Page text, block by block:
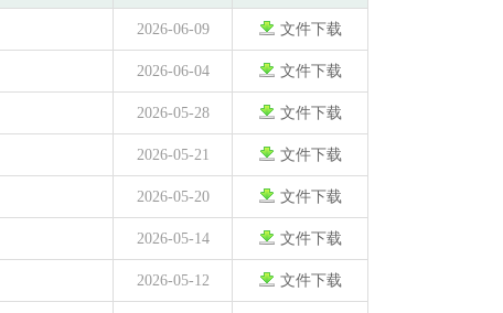
2026-06-09 文件下载
2026-06-04 文件下载
2026-05-28 文件下载
2026-05-21 文件下载
2026-05-20 文件下载
2026-05-14 文件下载
2026-05-12 文件下载